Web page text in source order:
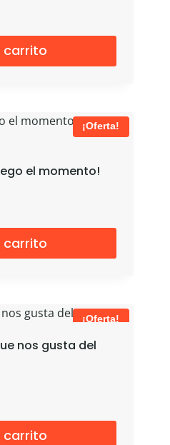
carrito
¡Oferta!
el momento!
carrito
¡Oferta!
nos gusta del
carrito